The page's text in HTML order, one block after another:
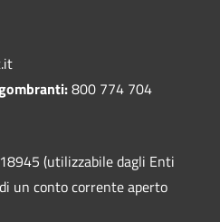
800 774 704
(utilizzabile dagli Enti
un conto corrente aperto